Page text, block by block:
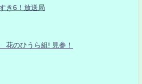
き6！放送局
のひうら組! 見参！